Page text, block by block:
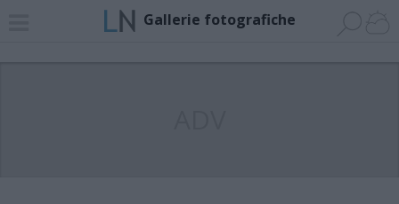
Gallerie fotografiche